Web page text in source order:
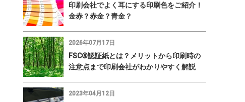
印刷会社でよく耳にする印刷色をご紹介！
金赤？赤金？青金？
2026年07月17日
FSC®認証紙とは？メリットから印刷時の
注意点まで印刷会社がわかりやすく解説
2023年04月12日